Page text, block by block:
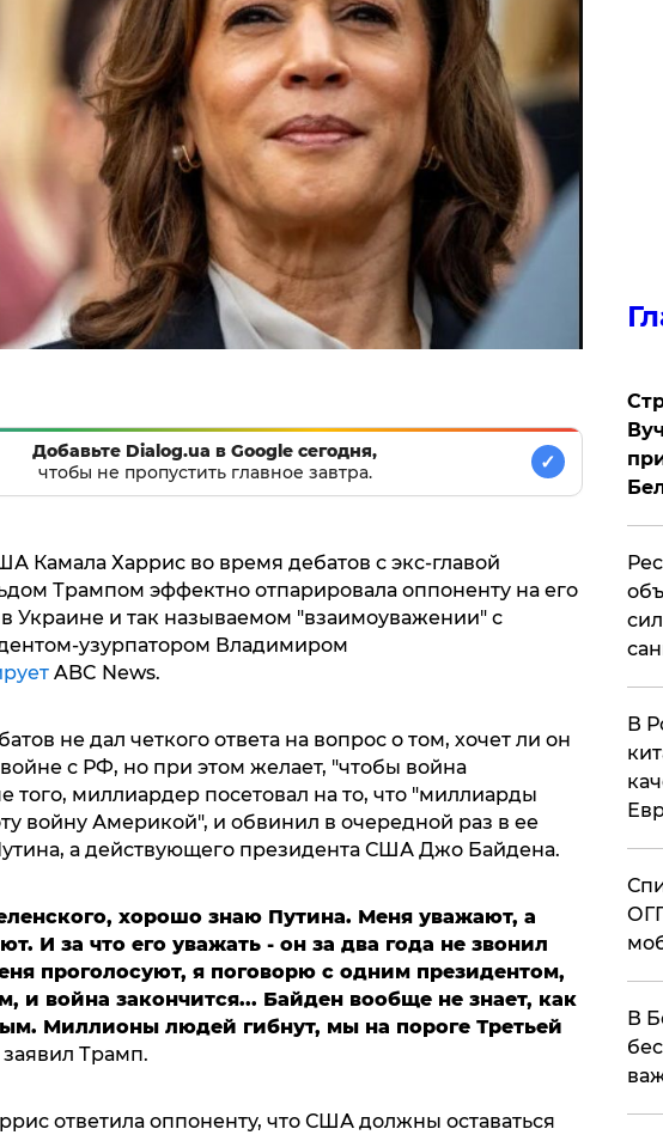
Добавьте Dialog.ua в Google сегодня,
чтобы не пропустить главное завтра.
✓
Камала Харрис во время дебатов с экс-главой
Трампом эффектно отпарировала оппоненту на его
Украине и так называемом "взаимоуважении" с
узурпатором Владимиром
ABC News.
не дал четкого ответа на вопрос о том, хочет ли он
с РФ, но при этом желает, "чтобы война
того, миллиардер посетовал на то, что "миллиарды
войну Америкой", и обвинил в очередной раз в ее
а действующего президента США Джо Байдена.
хорошо знаю Путина. Меня уважают, а
И за что его уважать - он за два года не звонил
проголосуют, я поговорю с одним президентом,
и война закончится... Байден вообще не знает, как
Миллионы людей гибнут, мы на пороге Третьей
заявил Трамп.
ответила оппоненту, что США должны оставаться
В
В